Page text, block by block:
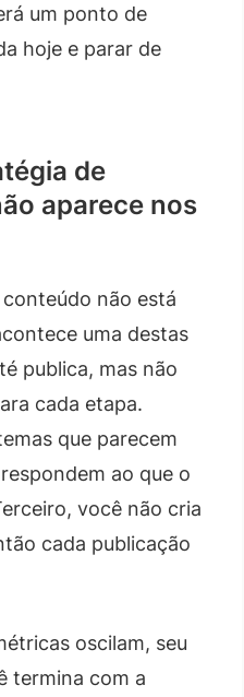
um ponto de
hoje e parar de
de
aparece nos
não está
uma destas
publica, mas não
cada etapa.
que parecem
ao que o
você não cria
cada publicação
oscilam, seu
termina com a